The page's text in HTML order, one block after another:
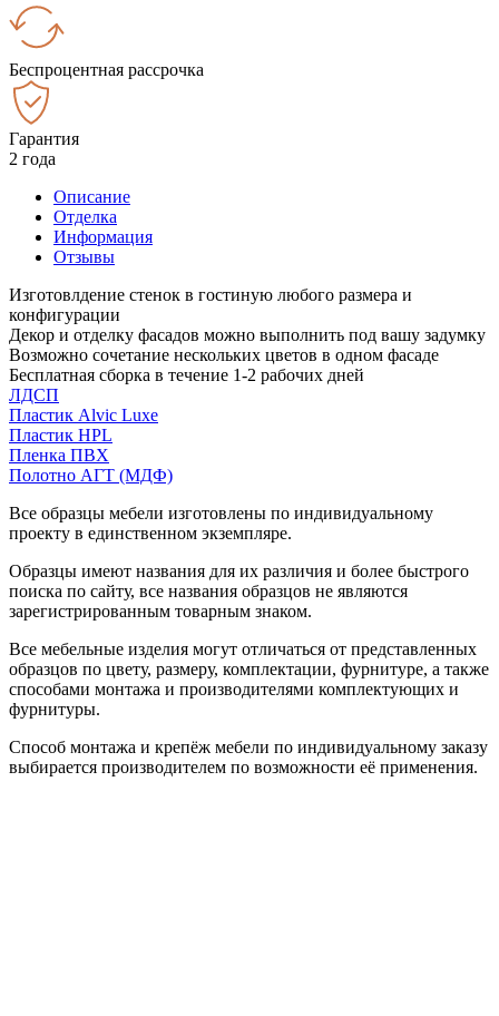
Беспроцентная рассрочка
Гарантия
2 года
Описание
Отделка
Информация
Отзывы
Изготовлдение стенок в гостиную любого размера и
конфигурации
Декор и отделку фасадов можно выполнить под вашу задумку
Возможно сочетание нескольких цветов в одном фасаде
Бесплатная сборка в течение 1-2 рабочих дней
ЛДСП
Пластик Alvic Luxe
Пластик HPL
Пленка ПВХ
Полотно АГТ (МДФ)
Все образцы мебели изготовлены по индивидуальному
проекту в единственном экземпляре.
Образцы имеют названия для их различия и более быстрого
поиска по сайту, все названия образцов не являются
зарегистрированным товарным знаком.
Все мебельные изделия могут отличаться от представленных
образцов по цвету, размеру, комплектации, фурнитуре, а также
способами монтажа и производителями комплектующих и
фурнитуры.
Способ монтажа и крепёж мебели по индивидуальному заказу
выбирается производителем по возможности её применения.